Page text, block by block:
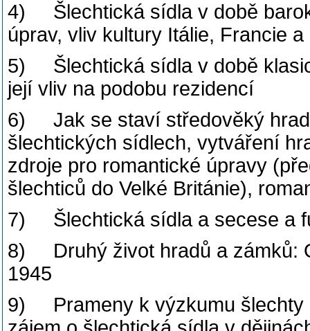
4) Šlechtická sídla v době
úprav, vliv kultury Itálie, Francie
5) Šlechtická sídla v době
její vliv na podobu rezidencí
6) Jak se staví středověký
šlechtických sídlech, vytváření
zdroje pro romantické úpravy
šlechticů do Velké Británie),
7) Šlechtická sídla a secese a
8) Druhý život hradů a zámků:
1945
9) Prameny k výzkumu šlechty